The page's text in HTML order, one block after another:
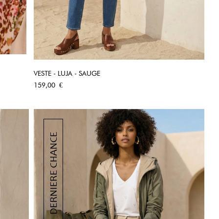
VESTE - LUJA - SAUGE
Prix
159,00 €